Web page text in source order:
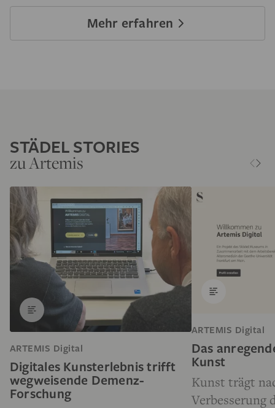
Mehr erfahren
STÄDEL STORIES
zu Artemis
ARTEMIS Digital
Digitales Kunsterlebnis trifft
wegweisende Demenz-
Forschung
ARTEMIS Digital
Das
Kunst
Kunst trägt
Verbesserung